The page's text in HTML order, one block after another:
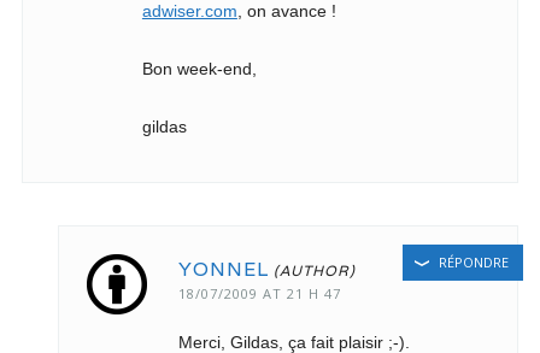
adwiser.com , on avance !
Bon week-end,
gildas
YONNEL
18/07/2009 AT 21 H 47
Merci, Gildas, ça fait plaisir ;-).
RÉPONDRE